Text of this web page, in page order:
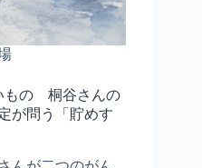
もの 桐谷さんの
が問う「貯めす